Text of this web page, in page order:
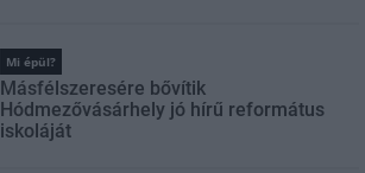
Mi épül?
Másfélszeresére bővítik
Hódmezővásárhely jó hírű református
iskoláját